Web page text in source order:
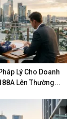
Lý Cho Doanh
Lên Thường...